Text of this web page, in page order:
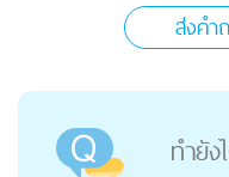
ส่งคำ
ทำยั